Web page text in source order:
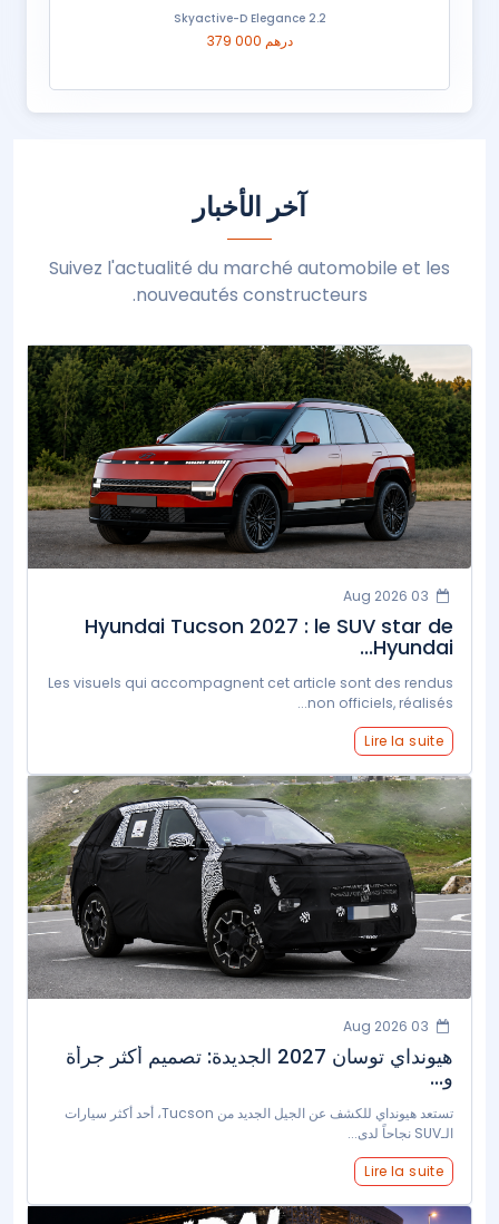
2.2 Skyactive-D Elegance
379 000 درهم
آخر الأخبار
Suivez l'actualité du marché automobile et les
nouveautés constructeurs.
Hyundai Tucson 2027 : le SUV star de
Hyundai...
Les visuels qui accompagnent cet article sont des rendus
non officiels, réalisés...
Lire la suite
هيونداي توسان 2027 الجديدة: تصميم أكثر جرأة
و...
تستعد هيونداي للكشف عن الجيل الجديد من Tucson، أحد أكثر سيارات
الـSUV نجاحاً لدى...
Lire la suite